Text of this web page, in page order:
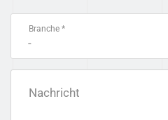
Branche *
-
Nachricht